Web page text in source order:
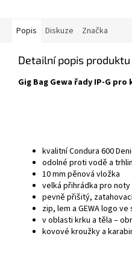
Popis Diskuze Značka
Detailní popis produktu
Gig Bag Gewa řady IP-G pro
kvalitní Condura 600
odolné proti vodě a
10 mm pěnová vložka
velká přihrádka pro
pevně přišitý,
zip, lem a GEWA logo
v oblasti krku a těla –
kovové kroužky a